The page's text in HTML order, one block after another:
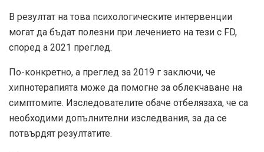
В резултат на това психологическите интервенции
могат да бъдат полезни при лечението на тези с FD,
според a 2021 преглед.
По-конкретно, а преглед за 2019 г заключи, че
хипнотерапията може да помогне за облекчаване на
симптомите. Изследователите обаче отбелязаха, че са
необходими допълнителни изследвания, за да се
потвърдят резултатите.